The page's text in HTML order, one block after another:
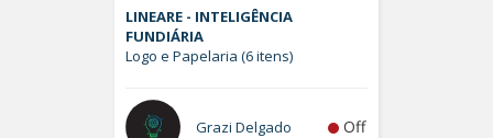
LINEARE - INTELIGÊNCIA
FUNDIÁRIA
Logo e Papelaria (6 itens)
Grazi Delgado Off